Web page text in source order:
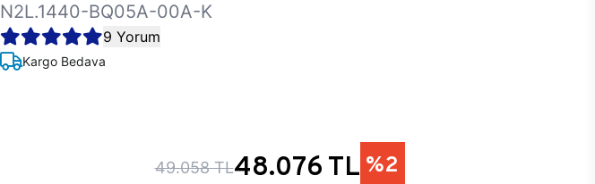
N2L.1440-BQ05A-00A-K
9 Yorum
Kargo Bedava
49.058 TL48.076 TL %2